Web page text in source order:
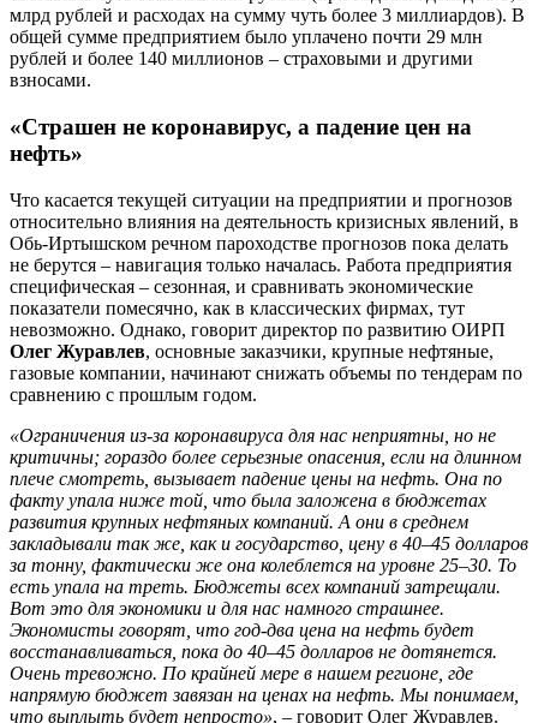
млрд рублей и расходах на сумму чуть более 3 миллиардов). В
общей сумме предприятием было уплачено почти 29 млн
рублей и более 140 миллионов – страховыми и другими
взносами.
«Страшен не коронавирус, а падение цен на
нефть»
Что касается текущей ситуации на предприятии и прогнозов
относительно влияния на деятельность кризисных явлений, в
Обь-Иртышском речном пароходстве прогнозов пока делать
не берутся – навигация только началась. Работа предприятия
специфическая – сезонная, и сравнивать экономические
показатели помесячно, как в классических фирмах, тут
невозможно. Однако, говорит директор по развитию ОИРП
Олег Журавлев, основные заказчики, крупные нефтяные,
газовые компании, начинают снижать объемы по тендерам по
сравнению с прошлым годом.
«Ограничения из-за коронавируса для нас неприятны, но не
критичны; гораздо более серьезные опасения, если на длинном
плече смотреть, вызывает падение цены на нефть. Она по
факту упала ниже той, что была заложена в бюджетах
развития крупных нефтяных компаний. А они в среднем
закладывали так же, как и государство, цену в 40–45 долларов
за тонну, фактически же она колеблется на уровне 25–30. То
есть упала на треть. Бюджеты всех компаний затрещали.
Вот это для экономики и для нас намного страшнее.
Экономисты говорят, что год-два цена на нефть будет
восстанавливаться, пока до 40–45 долларов не дотянется.
Очень тревожно. По крайней мере в нашем регионе, где
напрямую бюджет завязан на ценах на нефть. Мы понимаем,
что выплыть будет непросто», – говорит Олег Журавлев.